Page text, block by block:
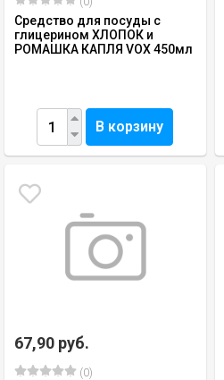
Средство для посуды с
глицерином ХЛОПОК и
РОМАШКА КАПЛЯ VOX 450мл
В корзину
67,90 руб.
(0)